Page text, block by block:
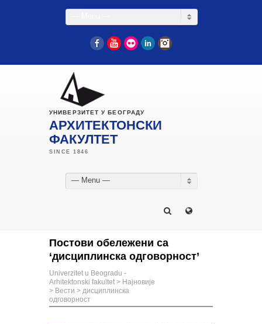
FacebookYouTube
Flickr LinkedIn
УНИВЕРЗИТЕТ У БЕОГРАДУ
АРХИТЕКТОНСКИ
ФАКУЛТЕТ
— Menu —
Постови обележени са
‘дисциплинска одговорност’
Univerzitet u Beogradu -
Arhitektonski fakultet > Најновије
> Вести > дисциплинска
одговорност